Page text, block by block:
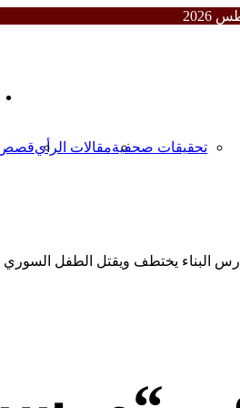
تحقيقات صحفيةمقالات الرأي
البناء يختطف ويقتل الطفل السوري